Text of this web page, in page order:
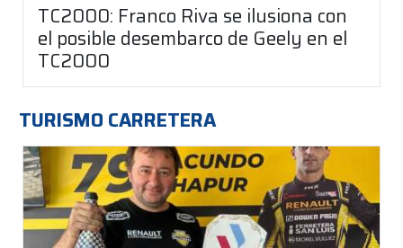
TC2000: Franco Riva se ilusiona con
el posible desembarco de Geely en el
TC2000
TURISMO CARRETERA